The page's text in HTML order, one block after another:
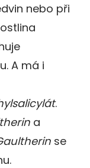
nebo při
A má i
.
a
se